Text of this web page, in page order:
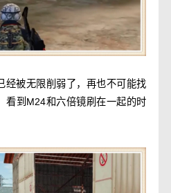
经被无限削弱了，再也不可能找
看到M24和六倍镜刷在一起的时